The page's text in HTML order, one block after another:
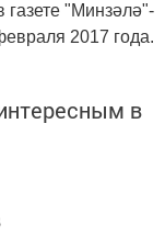
газете "Минзәлә"-
2017 года.
в